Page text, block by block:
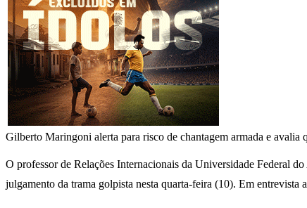
Gilberto Maringoni alerta para risco de chantagem armada e avalia
O professor de Relações Internacionais da Universidade Federal
julgamento da trama golpista nesta quarta-feira (10). Em entrevista